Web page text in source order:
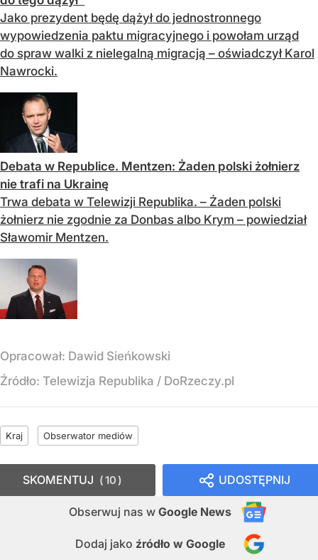
Jako prezydent będę dążył do jednostronnego
wypowiedzenia paktu migracyjnego i powołam urząd
do spraw walki z nielegalną migracją – oświadczył Karol
Nawrocki.
Debata w Republice. Mentzen: Żaden polski żołnierz
nie trafi na Ukrainę
Trwa debata w Telewizji Republika. – Żaden polski
żołnierz nie zgodnie za Donbas albo Krym – powiedział
Sławomir Mentzen.
Opracował: Dawid Sieńkowski
Źródło: Telewizja Republika / DoRzeczy.pl
Kraj Obserwator mediów
UDOSTĘPNIJ
Obserwuj nas w Google News
Dodaj jako źródło w Google
SKOMENTUJ 10